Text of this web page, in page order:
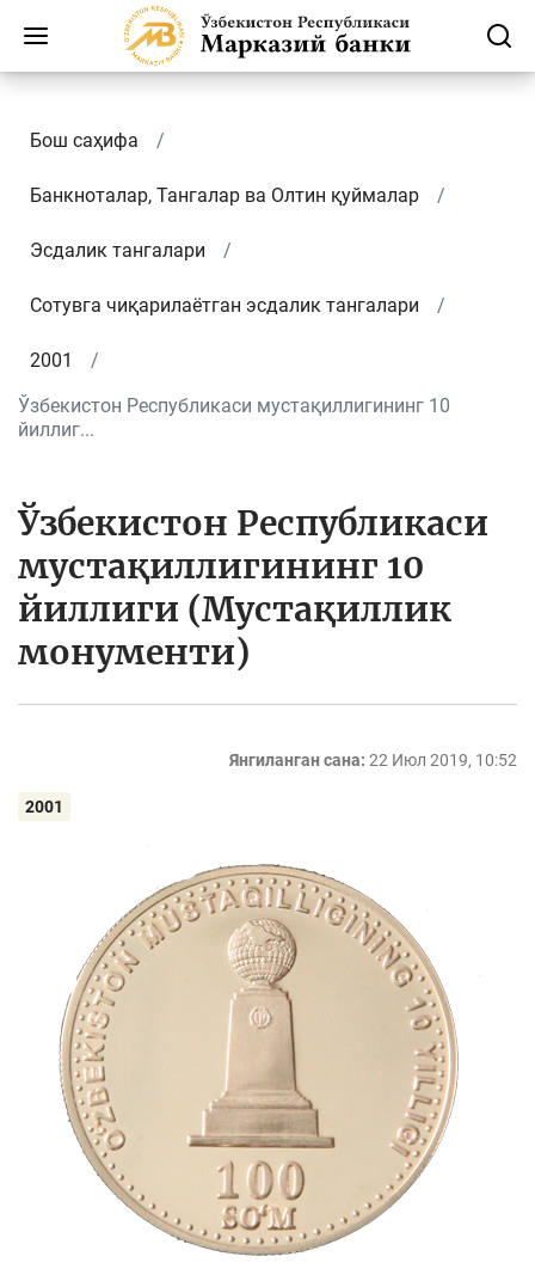
Бош саҳифа
Банкноталар, Тангалар ва Олтин қуймалар
Эсдалик тангалари
Сотувга чиқарилаётган эсдалик тангалари
2001
Ўзбекистон Республикаси мустақиллигининг 10
йиллиг...
Ўзбекистон Республикаси
мустақиллигининг 10
йиллиги (Мустақиллик
монументи)
Янгиланган сана: 22 Июл 2019, 10:52
2001